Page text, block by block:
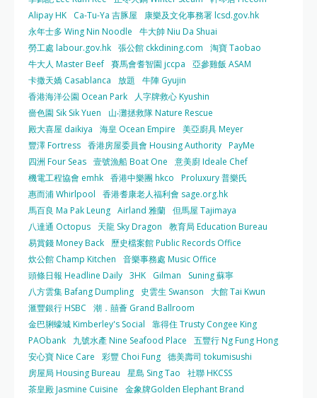
Alipay HK
Ca-Tu-Ya 吉豚屋
康樂及文化事務署 lcsd.gov.hk
永年士多 Wing Nin Noodle
牛大帥 Niu Da Shuai
勞工處 labour.gov.hk 張公館 ckkdining.com
淘寶 Taobao
牛大人 Master Beef 賽馬會耆智園 jccpa
亞參雞飯 ASAM
卡撒天嬌 Casablanca
放題
牛陣 Gyujin
香港海洋公園 Ocean Park
人字牌救心 Kyushin
嗇色園 Sik Sik Yuen
山‧灘拯救隊 Nature Rescue
殿大喜屋 daikiya
海皇 Ocean Empire
美亞廚具 Meyer
豐澤 Fortress 香港房屋委員會 Housing Authority PayMe
四洲 Four Seas 壹號漁船 Boat One
意美廚 Ideale Chef
機電工程協會 emhk 香港中樂團 hkco
Proluxury 普樂氏
惠而浦 Whirlpool
香港耆康老人福利會 sage.org.hk
馬百良 Ma Pak Leung Airland 雅蘭 但馬屋 Tajimaya
八達通 Octopus
天龍 Sky Dragon
教育局 Education Bureau
易賞錢 Money Back
歷史檔案館 Public Records Office
炊公館 Champ Kitchen
音樂事務處 Music Office
頭條日報 Headline Daily 3HK Gilman
Suning 蘇寧
八方雲集 Bafang Dumpling
史雲生 Swanson
大館 Tai Kwun
滙豐銀行 HSBC
潮．囍薈 Grand Ballroom
金巴脷蠔城 Kimberley's Social
靠得住 Trusty Congee King
PAObank
九號水產 Nine Seafood Place
五豐行 Ng Fung Hong
安心寶 Nice Care
彩豐 Choi Fung 德美壽司 tokumisushi
房屋局 Housing Bureau
星島 Sing Tao
社聯 HKCSS
茶皇殿 Jasmine Cuisine
金象牌Golden Elephant Brand